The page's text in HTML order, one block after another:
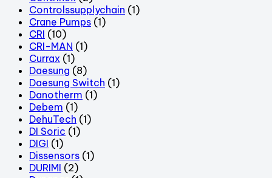
Controlssupplychain (1)
Crane Pumps (1)
CRI (10)
CRI-MAN (1)
Currax (1)
Daesung (8)
Daesung Switch (1)
Danotherm (1)
Debem (1)
DehuTech (1)
DI Soric (1)
DIGI (1)
Dissensors (1)
DURIMI (2)